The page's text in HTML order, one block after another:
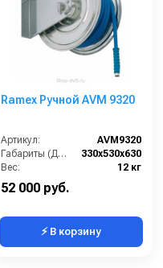
Ramex Ручной AVM 9320
Артикул:
AVM9320
Габариты (ДхШхВ):
330x530x630
Вес:
12 кг
52 000 руб.
⚡ В корзину